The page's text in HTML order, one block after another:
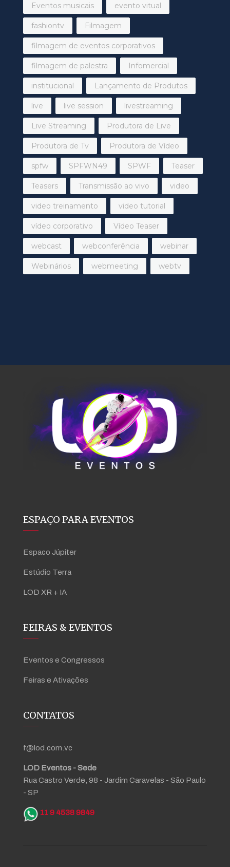
Eventos musicais evento vitual
fashiontv Filmagem
filmagem de eventos corporativos
filmagem de palestra Infomercial
institucional Lançamento de Produtos
live live session livestreaming
Live Streaming Produtora de Live
Produtora de Tv Produtora de Vídeo
spfw SPFWN49 SPWF Teaser
Teasers Transmissão ao vivo video
video treinamento video tutorial
vídeo corporativo Vídeo Teaser
webcast webconferência webinar
Webinários webmeeting webtv
ESPAÇO PARA EVENTOS
Espaco Júpiter
Estúdio Terra
LOD XR + IA
FEIRAS & EVENTOS
Eventos e Congressos
Feiras e Ativações
CONTATOS
f@lod.com.vc
LOD Eventos - Sede
Rua Castro Verde, 98 - Jardim Caravelas - São Paulo
- SP
11 9 4538 9849